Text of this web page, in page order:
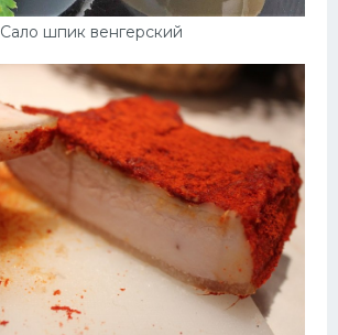
Сало шпик венгерский